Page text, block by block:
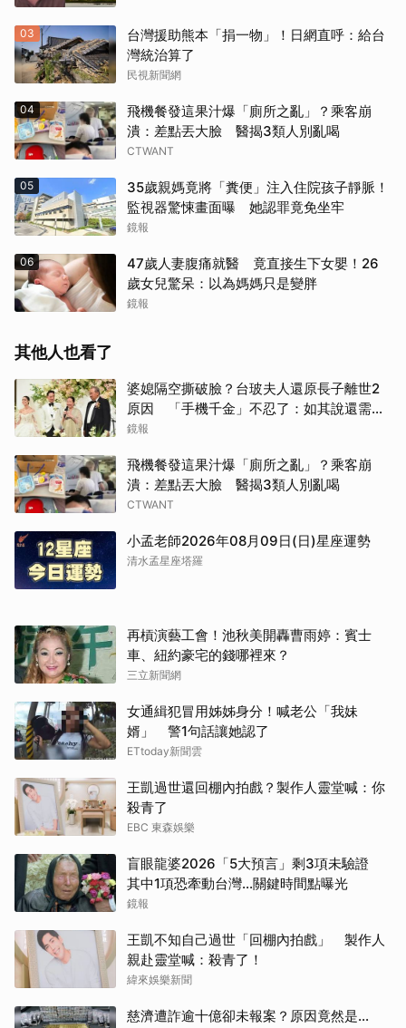
03
台灣援助熊本「捐一物」！日網直呼：給台
灣統治算了
民視新聞網
04
飛機餐發這果汁爆「廁所之亂」？乘客崩
潰：差點丟大臉 醫揭3類人別亂喝
CTWANT
05
35歲親媽竟將「糞便」注入住院孩子靜脈！
監視器驚悚畫面曝 她認罪竟免坐牢
鏡報
06
47歲人妻腹痛就醫 竟直接生下女嬰！26
歲女兒驚呆：以為媽媽只是變胖
鏡報
其他人也看了
婆媳隔空撕破臉？台玻夫人還原長子離世2
原因 「手機千金」不忍了：如其說還需要
離開嗎？
鏡報
飛機餐發這果汁爆「廁所之亂」？乘客崩
潰：差點丟大臉 醫揭3類人別亂喝
CTWANT
小孟老師2026年08月09日(日)星座運勢
清水孟星座塔羅
再槓演藝工會！池秋美開轟曹雨婷：賓士
車、紐約豪宅的錢哪裡來？
三立新聞網
女通緝犯冒用姊姊身分！喊老公「我妹
婿」 警1句話讓她認了
ETtoday新聞雲
王凱過世還回棚內拍戲？製作人靈堂喊：你
殺青了
EBC 東森娛樂
盲眼龍婆2026「5大預言」剩3項未驗證
其中1項恐牽動台灣...關鍵時間點曝光
鏡報
王凱不知自己過世「回棚內拍戲」 製作人
親赴靈堂喊：殺青了！
緯來娛樂新聞
慈濟遭詐逾十億卻未報案？原因竟然是...